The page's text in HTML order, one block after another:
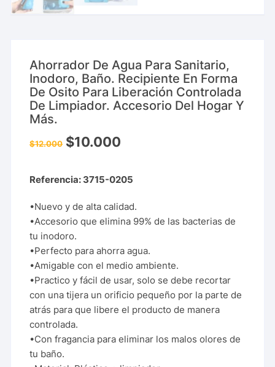
Ahorrador De Agua Para Sanitario,
Inodoro, Baño. Recipiente En Forma
De Osito Para Liberación Controlada
De Limpiador. Accesorio Del Hogar Y
Más.
$12.000 $10.000
Referencia: 3715-0205
•Nuevo y de alta calidad.
•Accesorio que elimina 99% de las bacterias de
tu inodoro.
•Perfecto para ahorra agua.
•Amigable con el medio ambiente.
•Practico y fácil de usar, solo se debe recortar
con una tijera un orificio pequeño por la parte de
atrás para que libere el producto de manera
controlada.
•Con fragancia para eliminar los malos olores de
tu baño.